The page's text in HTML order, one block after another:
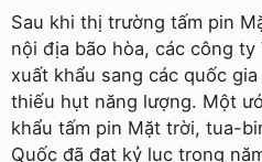
Sau khi thị trường tấm pin
nội địa bão hòa, các công ty
xuất khẩu sang các quốc
thiếu hụt năng lượng. Một
khẩu tấm pin Mặt trời, tua-
Quốc đã đạt kỷ lục trong